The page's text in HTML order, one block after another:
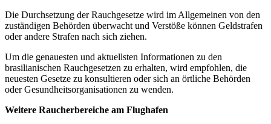
Die Durchsetzung der Rauchgesetze wird im Allgemeinen von den
zuständigen Behörden überwacht und Verstöße können Geldstrafen
oder andere Strafen nach sich ziehen.
Um die genauesten und aktuellsten Informationen zu den
brasilianischen Rauchgesetzen zu erhalten, wird empfohlen, die
neuesten Gesetze zu konsultieren oder sich an örtliche Behörden
oder Gesundheitsorganisationen zu wenden.
Weitere Raucherbereiche am Flughafen